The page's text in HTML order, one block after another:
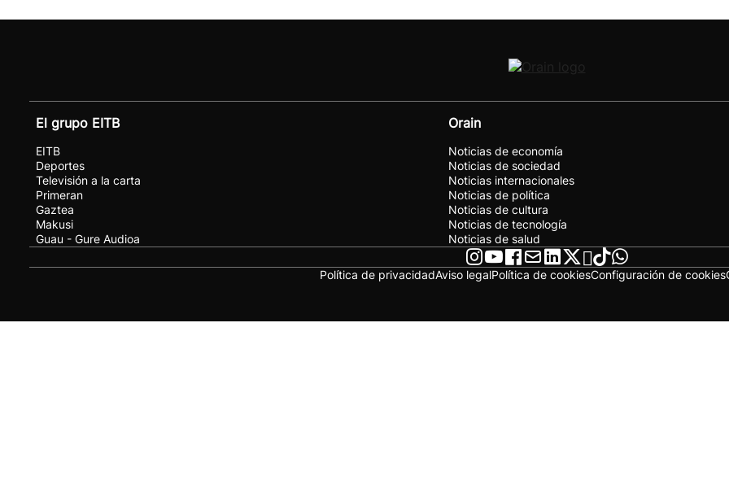
El grupo EITB
EITB
Deportes
Televisión a la carta
Primeran
Gaztea
Makusi
Guau - Gure Audioa
Orain
Noticias de economía
Noticias de sociedad
Noticias internacionales
Noticias de política
Noticias de cultura
Noticias de tecnología
Noticias de salud
Política de privacidadAviso legalPolítica de cookiesConfiguración de cookies